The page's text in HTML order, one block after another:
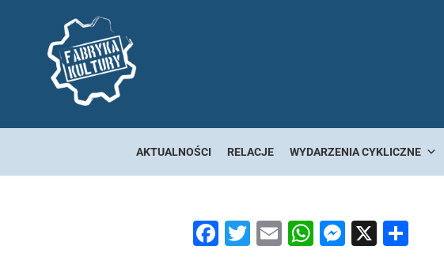
AKTUALNOŚCI RELACJE WYDARZENIA CYKLICZNE
Facebook
Twitter
EmailWhatsApp
X